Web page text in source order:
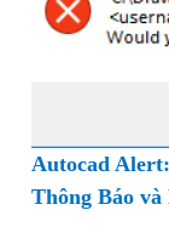
Autocad
Thông Báo